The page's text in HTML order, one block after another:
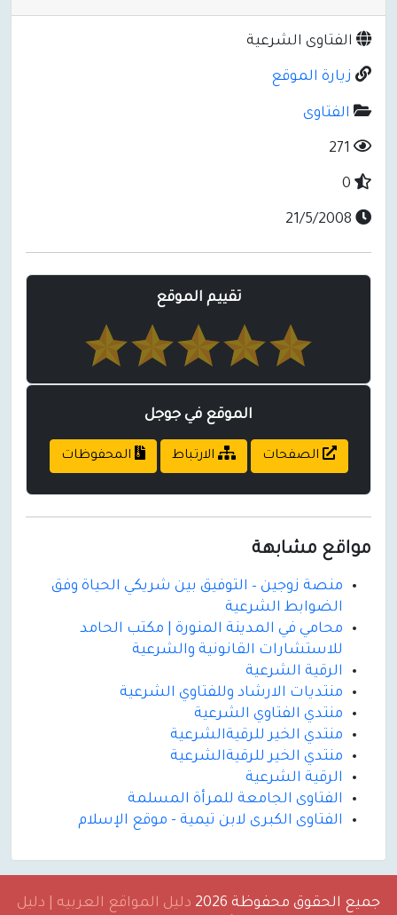
الفتاوى الشرعية
زيارة الموقع
الفتاوى
تقييم الموقع
الموقع في جوجل
الصفحات الارتباط المحفوظات
مواقع مشابهة
منصة زوجين – التوفيق بين شريكي الحياة وفق
الضوابط الشرعية
محامي في المدينة المنورة | مكتب الحامد
للاستشارات القانونية والشرعية
الرقية الشرعية
منتديات الارشاد وللفتاوي الشرعية
منتدي الفتاوي الشرعية
منتدي الخير للرقيةالشرعية
منتدي الخير للرقيةالشرعية
الرقية الشرعية
الفتاوى الجامعة للمرأة المسلمة
الفتاوى الكبرى لابن تيمية - موقع الإسلام
جميع الحقوق محفوظة 2026 دليل المواقع العربيه | دليل